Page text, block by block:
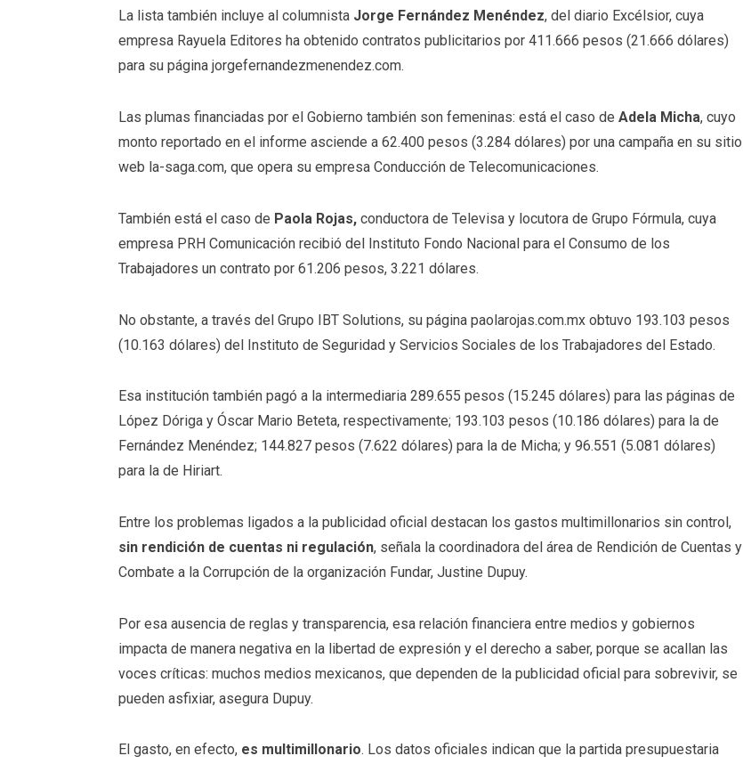
La lista también incluye al columnista Jorge Fernández Menéndez, del diario Excélsior, cuya
empresa Rayuela Editores ha obtenido contratos publicitarios por 411.666 pesos (21.666 dólares)
para su página jorgefernandezmenendez.com.
Las plumas financiadas por el Gobierno también son femeninas: está el caso de Adela Micha, cuyo
monto reportado en el informe asciende a 62.400 pesos (3.284 dólares) por una campaña en su sitio
web la-saga.com, que opera su empresa Conducción de Telecomunicaciones.
También está el caso de Paola Rojas, conductora de Televisa y locutora de Grupo Fórmula, cuya
empresa PRH Comunicación recibió del Instituto Fondo Nacional para el Consumo de los
Trabajadores un contrato por 61.206 pesos, 3.221 dólares.
No obstante, a través del Grupo IBT Solutions, su página paolarojas.com.mx obtuvo 193.103 pesos
(10.163 dólares) del Instituto de Seguridad y Servicios Sociales de los Trabajadores del Estado.
Esa institución también pagó a la intermediaria 289.655 pesos (15.245 dólares) para las páginas de
López Dóriga y Óscar Mario Beteta, respectivamente; 193.103 pesos (10.186 dólares) para la de
Fernández Menéndez; 144.827 pesos (7.622 dólares) para la de Micha; y 96.551 (5.081 dólares)
para la de Hiriart.
Entre los problemas ligados a la publicidad oficial destacan los gastos multimillonarios sin control,
sin rendición de cuentas ni regulación, señala la coordinadora del área de Rendición de Cuentas y
Combate a la Corrupción de la organización Fundar, Justine Dupuy.
Por esa ausencia de reglas y transparencia, esa relación financiera entre medios y gobiernos
impacta de manera negativa en la libertad de expresión y el derecho a saber, porque se acallan las
voces críticas: muchos medios mexicanos, que dependen de la publicidad oficial para sobrevivir, se
pueden asfixiar, asegura Dupuy.
El gasto, en efecto, es multimillonario. Los datos oficiales indican que la partida presupuestaria